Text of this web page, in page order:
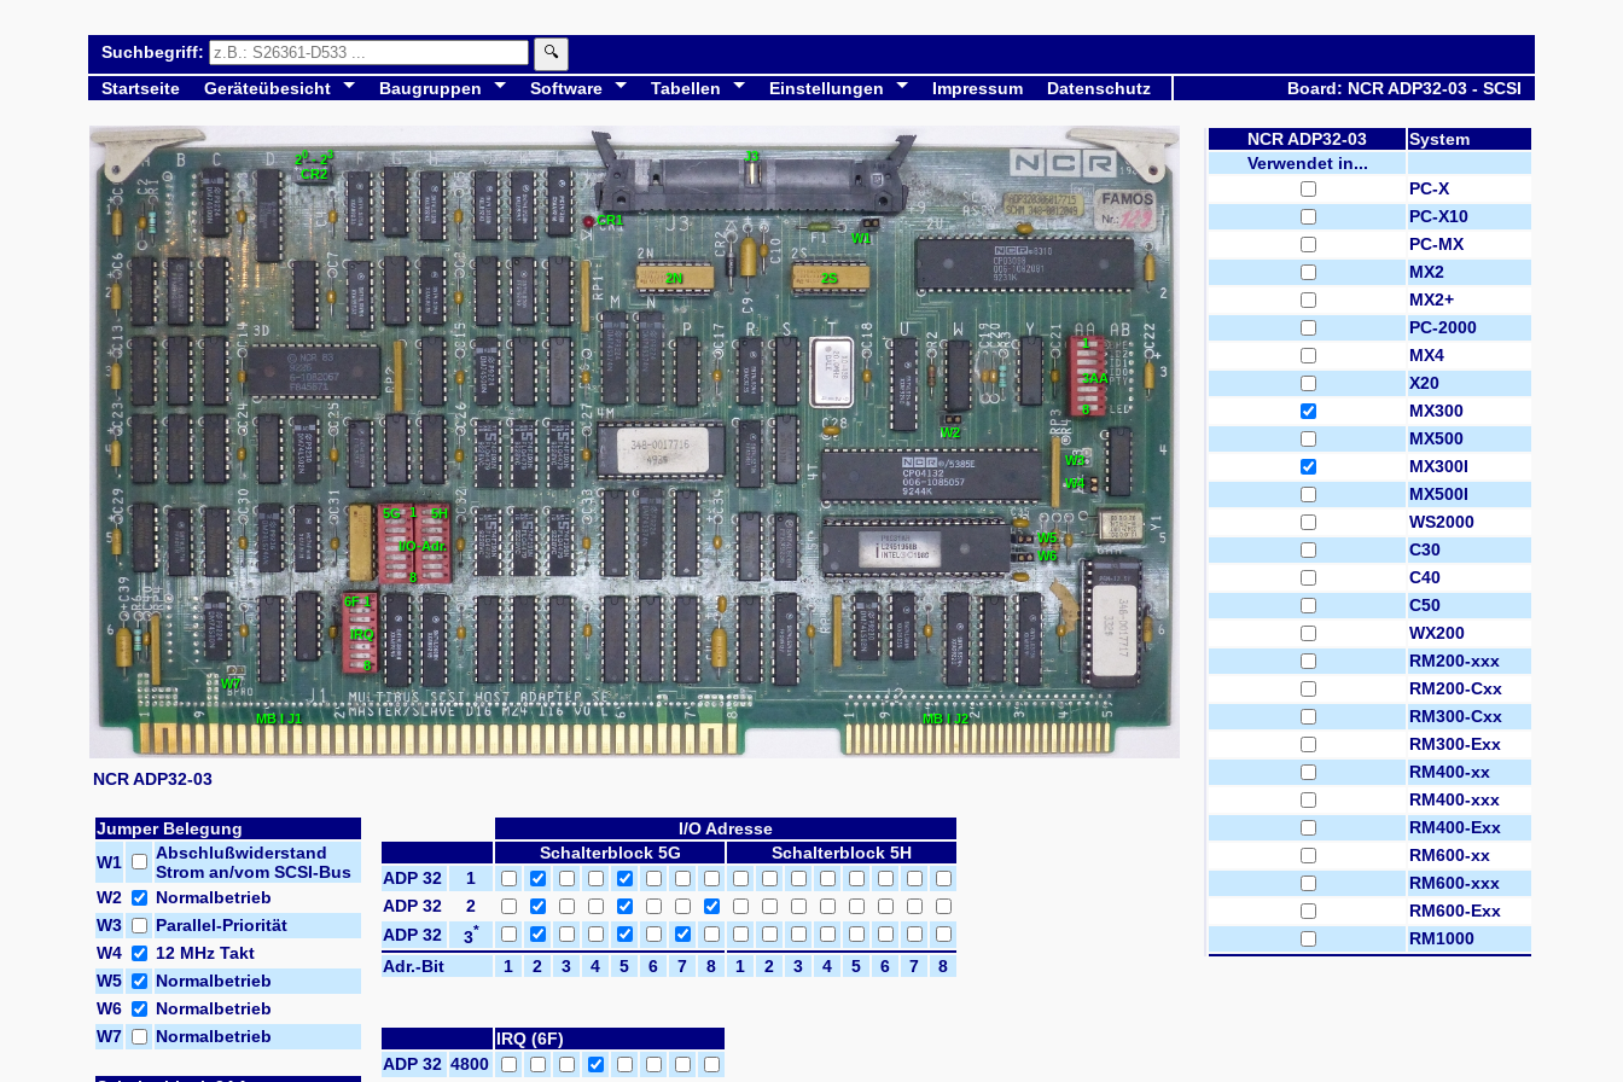
Suchbegriff: 🔍
Startseite Geräteübesicht Baugruppen Software Tabellen Einstellungen Impressum Datenschutz Board: NCR ADP32-03 - SCSI
MB I J1 MB I J2
J3
2N 2S
1
3AA
8
1
I/O-Adr.
8
5G 5H
6F 1
IRQ
8
W1
W2
W3
W4
W5
W6
W7
CR1
20- 23
CR2
NCR ADP32-03
System
Verwendet in...
PC-X
PC-X10
PC-MX
MX2
MX2+
PC-2000
MX4
X20
MX300
MX500
MX300I
MX500I
WS2000
C30
C40
C50
WX200
RM200-xxx
RM200-Cxx
RM300-Cxx
RM300-Exx
RM400-xx
RM400-xxx
RM400-Exx
RM600-xx
RM600-xxx
RM600-Exx
RM1000
NCR ADP32-03
Jumper Belegung
W1
Abschlußwiderstand
Strom an/vom SCSI-Bus
W2
Normalbetrieb
W3
Parallel-Priorität
W4
12 MHz Takt
W5
Normalbetrieb
W6
Normalbetrieb
W7
Normalbetrieb
I/O Adresse
Schalterblock 5G
Schalterblock 5H
ADP 32
1
ADP 32
2
ADP 32
3*
Adr.-Bit 1 2 3 4 5 6 7 8 1 2 3 4 5 6 7 8
IRQ (6F)
ADP 32 4800